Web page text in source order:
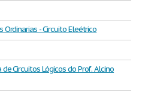
Ordinarias - Circuito Eleétrico
Circuitos Lógicos do Prof. Alcino